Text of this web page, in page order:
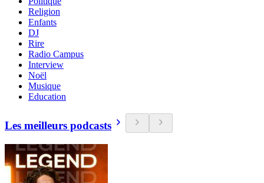
Religion
Enfants
DJ
Rire
Radio Campus
Interview
Noël
Musique
Education
Les meilleurs podcasts